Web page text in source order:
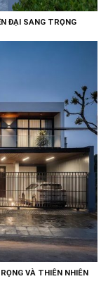
ĐẠI SANG TRỌNG
VÀ THIÊN NHIÊN